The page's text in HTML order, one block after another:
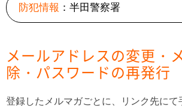
防犯情報 ：半田警察署
メールアドレスの変更・
除・パスワードの再発行
登録したメルマガごとに、リンク先にて